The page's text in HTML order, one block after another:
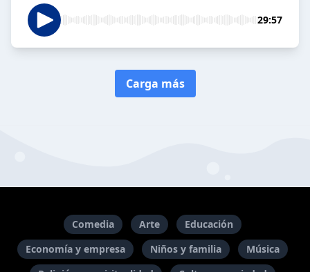
29:57
Carga más
Comedia Arte
Educación
Economía y empresa
Niños y familia
Música